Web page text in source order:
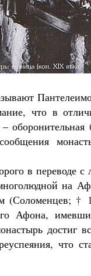
что в
оборонительная
в переводе с
на
(Соломенцев; †
Афона,
достиг
что